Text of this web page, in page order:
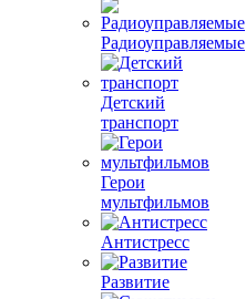
Радиоуправляемые
Детский
транспорт
Герои
мультфильмов
Антистресс
Развитие